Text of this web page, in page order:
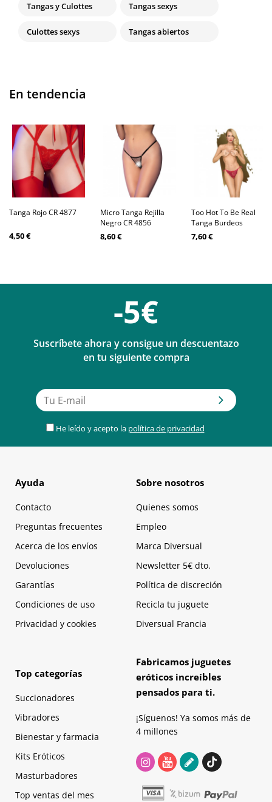
Tangas y Culottes Tangas sexys
Culottes sexys Tangas abiertos
En tendencia
Tanga Rojo CR 4877
4,50 €
Micro Tanga Rejilla
Negro CR 4856
8,60 €
Too Hot To Be Real
Tanga Burdeos
7,60 €
-5€
Suscríbete ahora y consigue un descuentazo
en tu siguiente compra
He leído y acepto la política de privacidad
Ayuda
Contacto
Preguntas frecuentes
Acerca de los envíos
Devoluciones
Garantías
Condiciones de uso
Privacidad y cookies
Sobre nosotros
Quienes somos
Empleo
Marca Diversual
Newsletter 5€ dto.
Política de discreción
Recicla tu juguete
Diversual Francia
Top categorías
Succionadores
Vibradores
Bienestar y farmacia
Kits Eróticos
Masturbadores
Top ventas del mes
Fabricamos juguetes
eróticos increíbles
pensados para ti.
¡Síguenos! Ya somos más de
4 millones